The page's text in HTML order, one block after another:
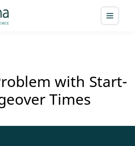
with Start-
Times